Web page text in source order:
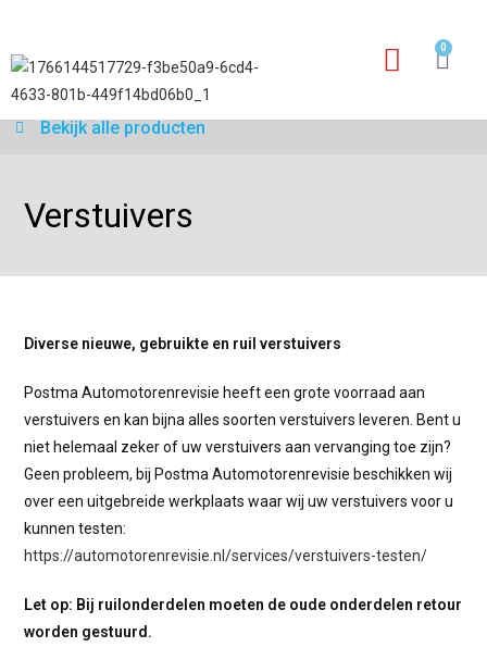
0
Bekijk alle producten
Verstuivers
Diverse nieuwe, gebruikte en ruil verstuivers
Postma Automotorenrevisie heeft een grote voorraad aan
verstuivers en kan bijna alles soorten verstuivers leveren. Bent u
niet helemaal zeker of uw verstuivers aan vervanging toe zijn?
Geen probleem, bij Postma Automotorenrevisie beschikken wij
over een uitgebreide werkplaats waar wij uw verstuivers voor u
kunnen testen:
https://automotorenrevisie.nl/services/verstuivers-testen/
Let op: Bij ruilonderdelen moeten de oude onderdelen retour
worden gestuurd.